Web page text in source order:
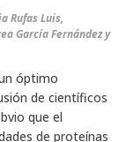
Rufas Luis,
García Fernández y
óptimo
de científicos
que el
de proteínas